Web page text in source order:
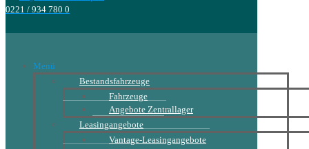
0221 / 934 780 0
Menü
Bestandsfahrzeuge
Fahrzeuge
Angebote Zentrallager
Leasingangebote
Vantage-Leasingangebote